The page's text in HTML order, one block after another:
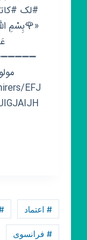
#لک
‌«‏🌹بِسْمِ
EFJ
# اعتماد
# فرانسوی